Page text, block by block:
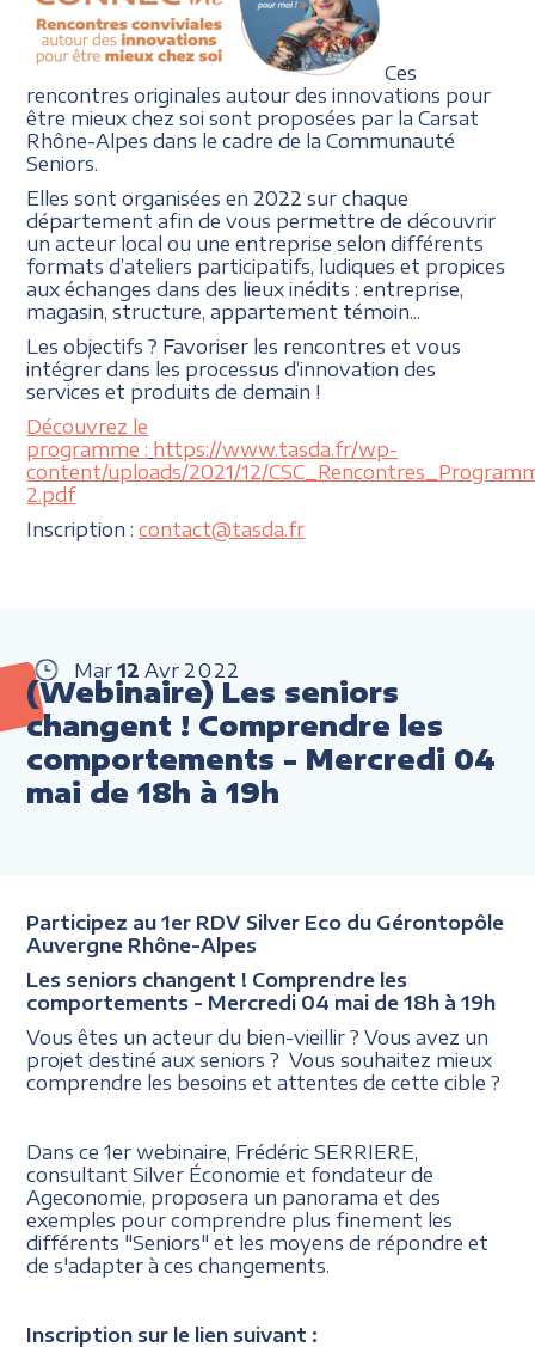
Ces
rencontres originales autour des innovations pour
être mieux chez soi sont proposées par la Carsat
Rhône-Alpes dans le cadre de la Communauté
Seniors.
Elles sont organisées en 2022 sur chaque
département afin de vous permettre de découvrir
un acteur local ou une entreprise selon différents
formats d’ateliers participatifs, ludiques et propices
aux échanges dans des lieux inédits : entreprise,
magasin, structure, appartement témoin...
Les objectifs ? Favoriser les rencontres et vous
intégrer dans les processus d’innovation des
services et produits de demain !
Découvrez le
programme : https://www.tasda.fr/wp-
content/uploads/2021/12/
2.pdf
Inscription :contact@tasda.fr
Mar 12 Avr 2022
(Webinaire) Les seniors
changent ! Comprendre les
comportements - Mercredi 04
mai de 18h à 19h
Participez au 1er RDV Silver Eco du Gérontopôle
Auvergne Rhône-Alpes
Les seniors changent ! Comprendre les
comportements - Mercredi 04 mai de 18h à 19h
Vous êtes un acteur du bien-vieillir ? Vous avez un
projet destiné aux seniors ? Vous souhaitez mieux
comprendre les besoins et attentes de cette cible ?
Dans ce 1er webinaire, Frédéric SERRIERE,
consultant Silver Économie et fondateur de
Ageconomie, proposera un panorama et des
exemples pour comprendre plus finement les
différents "Seniors" et les moyens de répondre et
de s'adapter à ces changements.
Inscription sur le lien suivant :